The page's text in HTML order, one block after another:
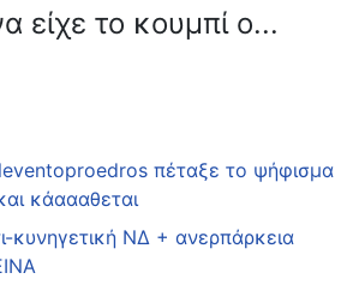
είχε το κουμπί ο...
πέταξε το ψήφισμα
κάαααθεται
κυνηγετική ΝΔ + ανερπάρκεια